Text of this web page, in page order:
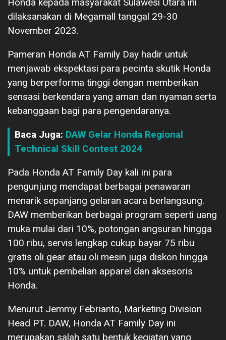
dilaksanakan di Megamall tanggal 29-30
November 2023.
Pameran Honda AT Family Day hadir untuk
menjawab ekspektasi para pecinta skutik Honda
yang berperforma tinggi dengan memberikan
sensasi berkendara yang aman dan nyaman serta
kebanggaan bagi para pengendaranya.
Baca Juga: DAW Gelar Honda Regional
Technical Skill Contest 2024
Pada Honda AT Family Day kali ini para
pengunjung mendapat berbagai penawaran
menarik sepanjang gelaran acara berlangsung.
DAW memberikan berbagai program seperti uang
muka mulai dari 10%, potongan angsuran hingga
100 ribu, servis lengkap cukup bayar 75 ribu
gratis oli gear atau oli mesin juga diskon hingga
10% untuk pembelian apparel dan aksesoris
Honda.
Menurut Jemmy Febrianto, Marketing Division
Head PT. DAW, Honda AT Family Day ini
merupakan salah satu bentuk kegiatan yang